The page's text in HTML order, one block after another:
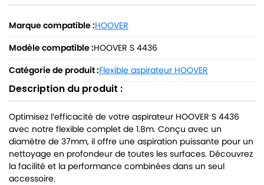
Marque compatible :HOOVER
Modèle compatible :HOOVER S 4436
Catégorie de produit :Flexible aspirateur HOOVER
Description du produit :
Optimisez l’efficacité de votre aspirateur HOOVER S 4436
avec notre flexible complet de 1.8m. Conçu avec un
diamètre de 37mm, il offre une aspiration puissante pour un
nettoyage en profondeur de toutes les surfaces. Découvrez
la facilité et la performance combinées dans un seul
accessoire.